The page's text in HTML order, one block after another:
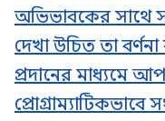
অভিভাবকের সাথে
দেখা উচিত তা
প্রদানের মাধ্যমে